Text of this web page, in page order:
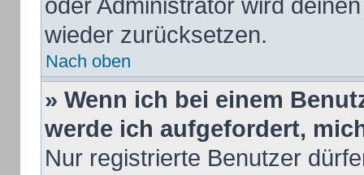
oder Administrator wird
wieder zurücksetzen.
Nach oben
» Wenn ich bei einem
werde ich aufgefordert,
Nur registrierte Benutzer